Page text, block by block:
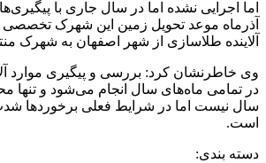
آلاینده طلاسازی از شهر اصفهان به شهرک
وی خاطرنشان کرد: بررسی و پیگیری موارد
در تمامی ماه‌های سال انجام می‌شود و تنها
سال نیست اما در شرایط فعلی برخوردها
است.
دسته بندی: